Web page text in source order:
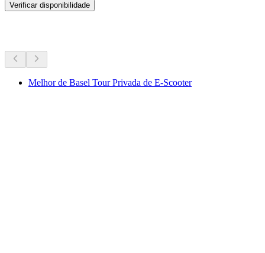
Verificar disponibilidade
Melhor de Basel Tour Privada de E-Scooter